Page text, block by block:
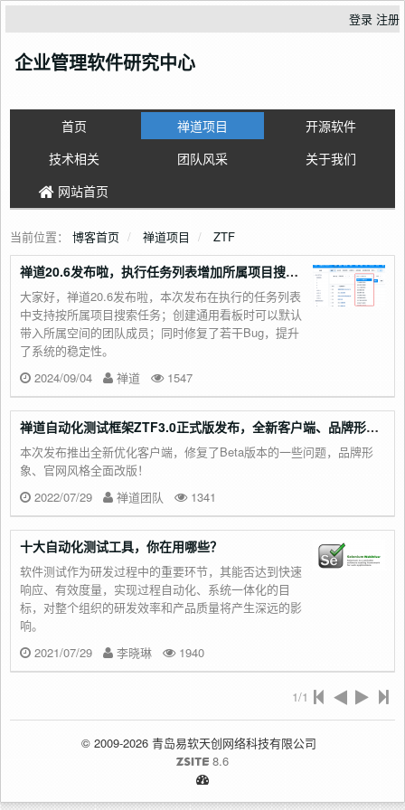
登录 注册
企业管理软件研究中心
首页 禅道项目
开源软件
技术相关
团队风采
关于我们
网站首页
当前位置： 博客首页 禅道项目 ZTF
禅道20.6发布啦，执行任务列表增加所属项目搜索条件，修复Bug，提升系统稳定性
大家好，禅道20.6发布啦，本次发布在执行的任务列表
中支持按所属项目搜索任务；创建通用看板时可以默认
带入所属空间的团队成员；同时​​修复了若干Bug，提升
了系统的稳定性。
2024/09/04
禅道 1547
禅道自动化测试框架ZTF3.0正式版发布，全新客户端、品牌形象全面升级！
本次发布推出全新优化客户端，修复了Beta版本的一些问题，品牌形
象、官网风格全面改版！
2022/07/29
禅道团队 1341
十大自动化测试工具，你在用哪些？
软件测试作为研发过程中的重要环节，其能否达到快速
响应、有效度量，实现过程自动化、系统一体化的目
标，对整个组织的研发效率和产品质量将产生深远的影
响。
2021/07/29
李晓琳 1940
1/1
© 2009-2026 青岛易软天创网络科技有限公司
8.6